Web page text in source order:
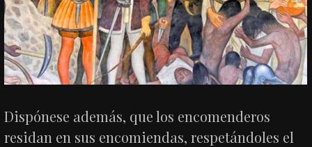
Dispónese además, que los encomenderos
residan en sus encomiendas, respetándoles el